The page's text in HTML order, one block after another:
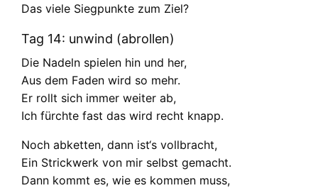
Das viele Siegpunkte zum Ziel?
Tag 14: unwind (abrollen)
Die Nadeln spielen hin und her,
Aus dem Faden wird so mehr.
Er rollt sich immer weiter ab,
Ich fürchte fast das wird recht knapp.
Noch abketten, dann ist‘s vollbracht,
Ein Strickwerk von mir selbst gemacht.
Dann kommt es, wie es kommen muss,